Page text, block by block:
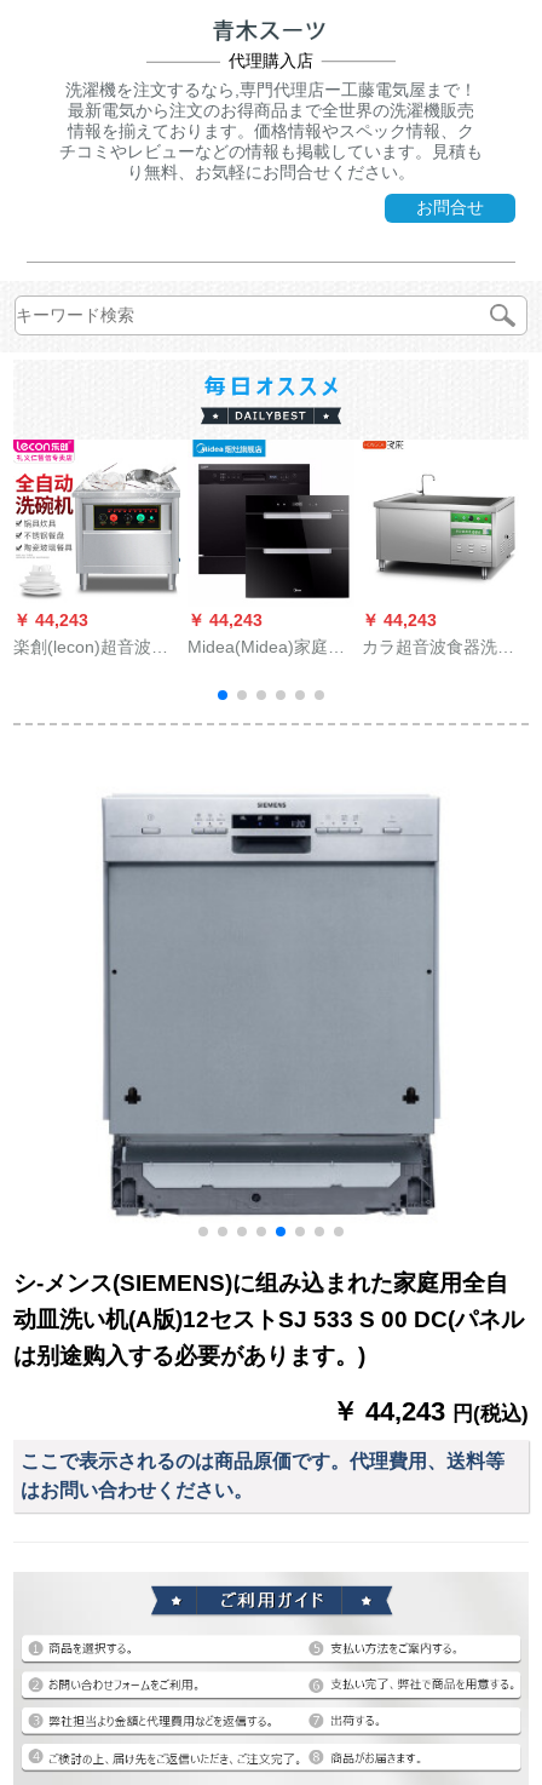
代理購入店
洗濯機を注文するなら,専門代理店ー工藤電気屋まで！
最新電気から注文のお得商品まで全世界の洗濯機販売
情報を揃えております。価格情報やスペック情報、ク
チコミやレビューなどの情報も掲載しています。見積も
り無料、お気軽にお問合せください。
お問合せ
￥ 44,243
楽創(lecon)超音波商
濯機洗濯機レプトン
￥ 44,243
Midea(Midea)家庭用
式食器洗い机K 1大容
量APP-instiジオ送风
棚Q 37にセットしま
す。
￥ 44,243
カラ超音波食器洗い
洗い機1.8メトルの標
シ-メンス(SIEMENS)に组み込まれた家庭用全自
动皿洗い机(A版)12セストSJ 533 S 00 DC(パネル
は别途购入する必要があります。)
￥ 44,243 円(税込)
ここで表示されるのは商品原価です。代理費用、送料等
はお問い合わせください。